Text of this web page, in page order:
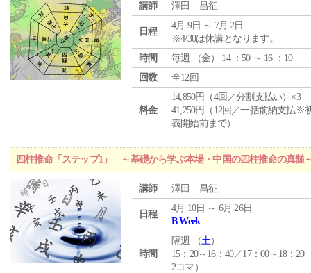
講師 澤田 昌征
日程
4月 9日 ～ 7月 2日
※4/30は休講となります。
時間
毎週 （金） 14 ：50 ～ 16 ：10
回数
全12回
料金
14,850円（4回／分割支払い）×3
41,250円（12回／一括前納支払※
義開始前まで）
四柱推命「ステップ1」 ～基礎から学ぶ本場・中国の四柱推命の真髄
講師 澤田 昌征
日程
4月 10日 ～ 6月 26日
B Week
時間
隔週 （土）
15：20～16：40／17：00～18：20
2コマ）